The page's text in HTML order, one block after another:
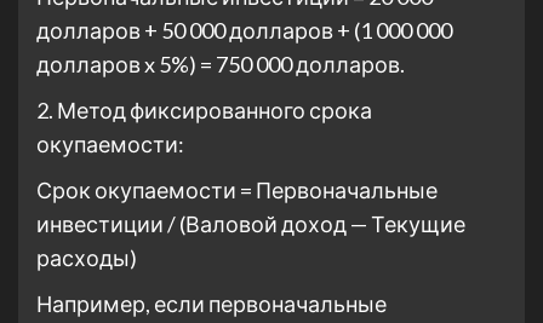
долларов + 50 000 долларов + (1 000 000
долларов x 5%) = 750 000 долларов.
2. Метод фиксированного срока
окупаемости:
Срок окупаемости = Первоначальные
инвестиции / (Валовой доход — Текущие
расходы)
Например, если первоначальные